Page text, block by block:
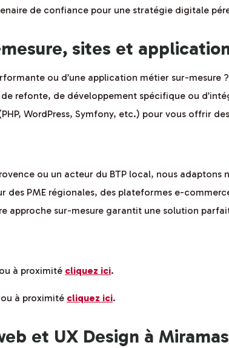
de confiance pour une stratégie digitale
sites et
ou d’une application métier sur-mesure
refonte, de développement spécifique ou
WordPress, Symfony, etc.) pour vous offrir
ou un acteur du BTP local, nous adaptons
des PME régionales, des plateformes e-
approche sur-mesure garantit une solution
à proximité cliquez ici.
à proximité cliquez ici.
et UX Design à Miramas